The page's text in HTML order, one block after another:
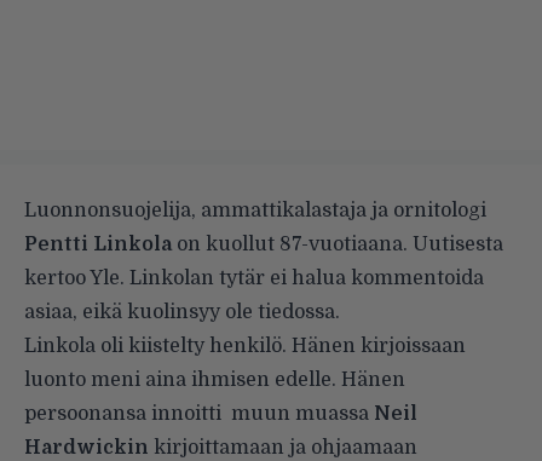
Luonnonsuojelija, ammattikalastaja ja ornitologi
Pentti Linkolaon kuollut 87-vuotiaana. Uutisesta
kertooYle. Linkolan tytär ei halua kommentoida
asiaa, eikä kuolinsyy ole tiedossa.
Linkola oli kiistelty henkilö. Hänen kirjoissaan
luonto meni aina ihmisen edelle. Hänen
persoonansa innoitti muun muassa Neil
Hardwickin kirjoittamaan ja ohjaamaan